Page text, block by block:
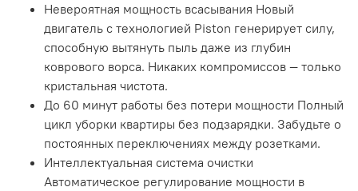
Невероятная мощность всасывания Новый
двигатель с технологией Piston генерирует силу,
способную вытянуть пыль даже из глубин
коврового ворса. Никаких компромиссов — только
кристальная чистота.
До 60 минут работы без потери мощности Полный
цикл уборки квартиры без подзарядки. Забудьте о
постоянных переключениях между розетками.
Интеллектуальная система очистки
Автоматическое регулирование мощности в